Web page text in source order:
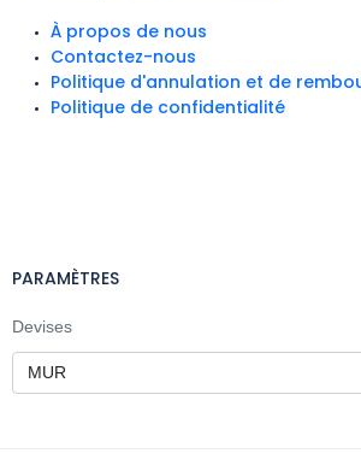
À propos de nous
Contactez-nous
Politique d'annulation et de
Politique de confidentialité
PARAMÈTRES
Devises